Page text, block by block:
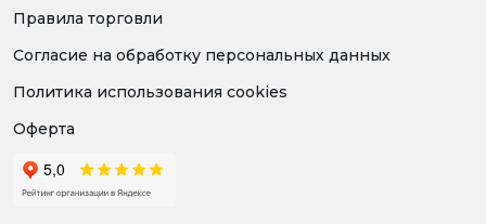
Правила торговли
Согласие на обработку персональных данных
Политика использования cookies
Оферта